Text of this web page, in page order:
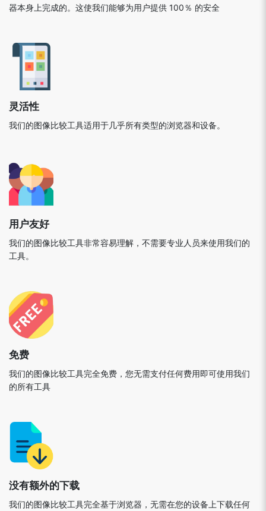
器本身上完成的。这使我们能够为用户提供 100％ 的安全
灵活性
我们的图像比较工具适用于几乎所有类型的浏览器和设备。
用户友好
我们的图像比较工具非常容易理解，不需要专业人员来使用我们的
工具。
免费
我们的图像比较工具完全免费，您无需支付任何费用即可使用我们
的所有工具
没有额外的下载
我们的图像比较工具完全基于浏览器，无需在您的设备上下载任何